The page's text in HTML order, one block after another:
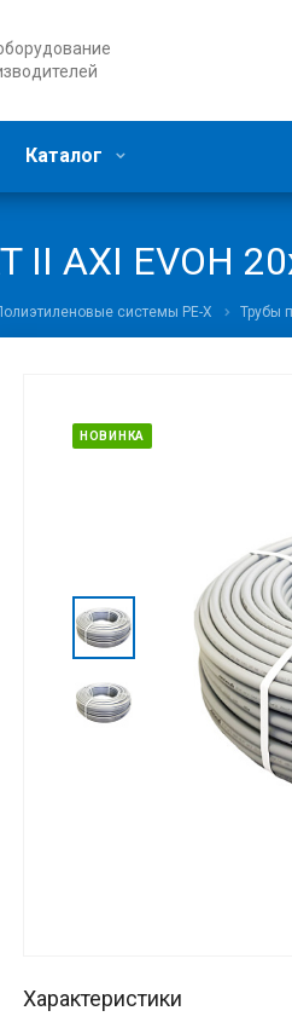
Каталог
II AXI EVOH
системы PE-X Трубы
НОВИНКА
Характеристики